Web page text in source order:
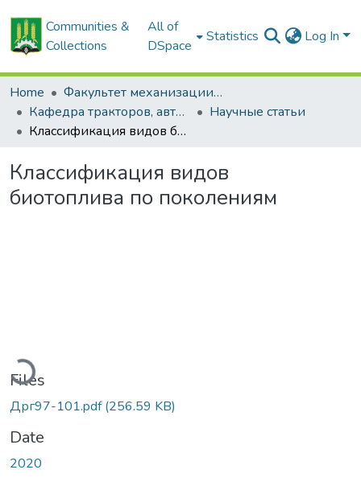
Communities &
Collections
All of
DSpace
Statistics Log In
Home
Факультет механизации сельского хозяйства
Кафедра тракторов, автомобилей и машин для природообустройства
Научные статьи
Классификация видов биотоплива по поколениям
Классификация видов
биотоплива по поколениям
Files
Дрг97-101.pdf(256.59 KB)
Date
2020